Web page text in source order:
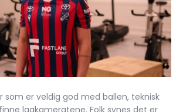
som er veldig god med ballen, teknisk
lagkameratene. Folk synes det er